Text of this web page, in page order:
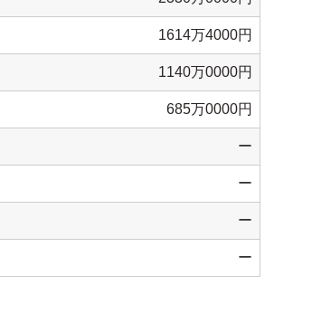
1614万4000円
1140万0000円
685万0000円
ー
ー
ー
ー